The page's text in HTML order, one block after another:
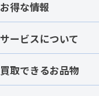
お得な情報
サービスについて
買取できるお品物